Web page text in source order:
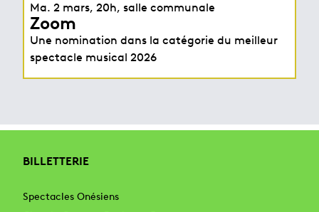
Ma. 2 mars, 20h, salle communale
Zoom
Une nomination dans la catégorie du meilleur
spectacle musical 2026
BILLETTERIE
Spectacles Onésiens